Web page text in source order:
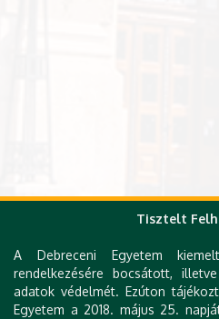
Tisztelt
A Debreceni Egyetem
rendelkezésére bocsátott,
adatok védelmét. Ezúton
Egyetem a 2018. május 25.